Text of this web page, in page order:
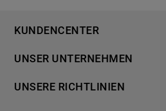
KUNDENCENTER
Händlersuche
Häufige Fragen
UNSER UNTERNEHMEN
Für Händler
UNSERE RICHTLINIEN